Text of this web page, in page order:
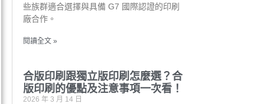
些族群適合選擇與具備 G7 國際認證的印刷
廠合作。
閱讀全文 »
合版印刷跟獨立版印刷怎麼選？合
版印刷的優點及注意事項一次看！
2026 年 3 月 14 日